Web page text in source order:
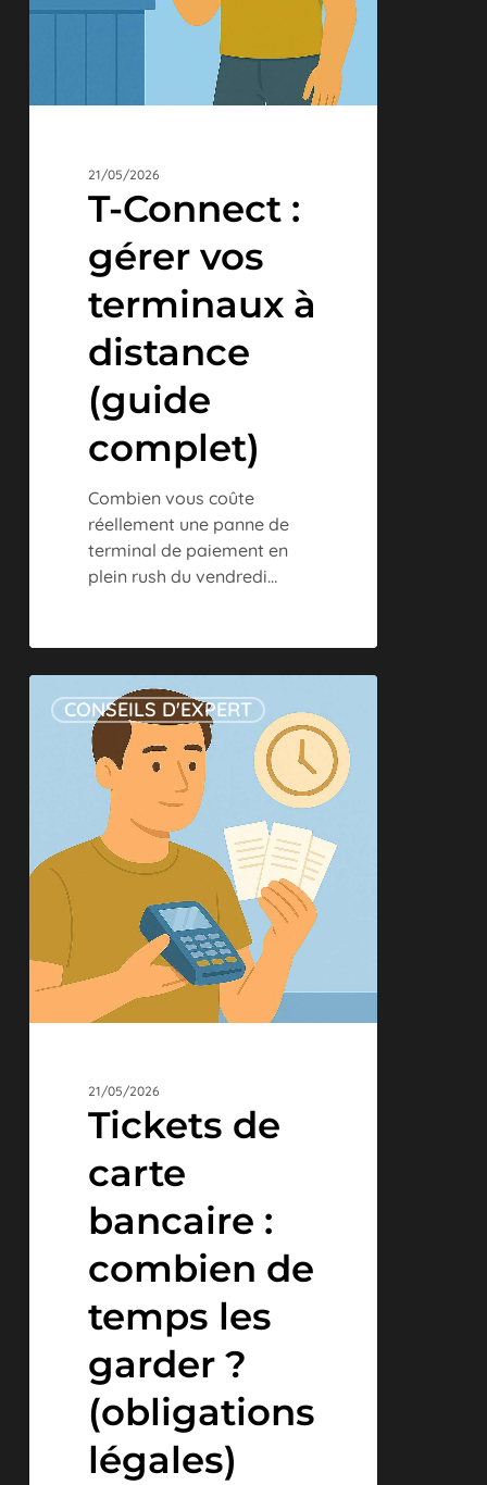
complet)
21/05/2026
T-Connect :
gérer vos
terminaux à
distance
(guide
complet)
Combien vous coûte
réellement une panne de
terminal de paiement en
plein rush du vendredi…
bancaire
temps
garder
(obligations
CONSEILS D'EXPERT
21/05/2026
Tickets de
carte
bancaire :
combien de
temps les
garder ?
(obligations
légales)